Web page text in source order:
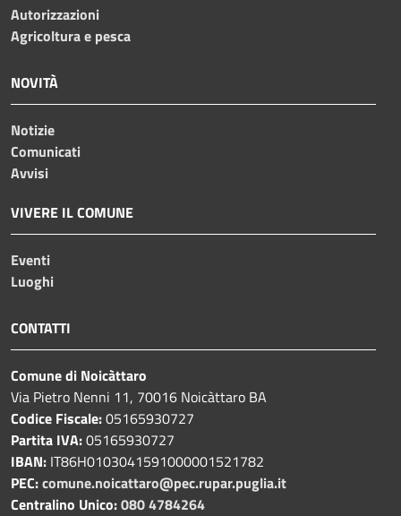
Autorizzazioni
Agricoltura e pesca
NOVITÀ
Notizie
Comunicati
Avvisi
VIVERE IL COMUNE
Eventi
Luoghi
CONTATTI
Comune di Noicàttaro
Via Pietro Nenni 11, 70016 Noicàttaro BA
Codice Fiscale:05165930727
Partita IVA:05165930727
IBAN: IT86H0103041591000001521782
PEC:comune.noicattaro@pec.rupar.puglia.it
Centralino Unico:080 4784264